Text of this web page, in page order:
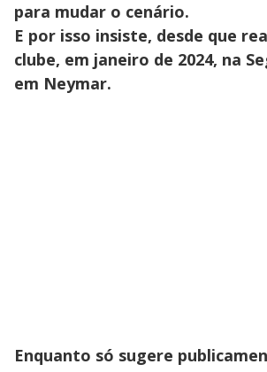
para mudar o cenário.
E por isso insiste, desde que
clube, em janeiro de 2024, na
em Neymar.
Enquanto só sugere